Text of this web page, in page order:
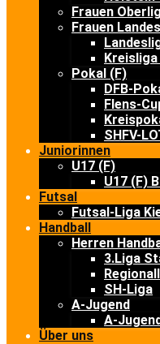
Frauen
Frauen
Kreisliga
Pokal (F)
DFB-
Flens-
SHFV-
Juniorinnen
U17 (F)
U17 (F)
Futsal
Futsal-Liga
Handball
Herren
3.Liga
SH-Liga
A-Jugend
A-
Über uns